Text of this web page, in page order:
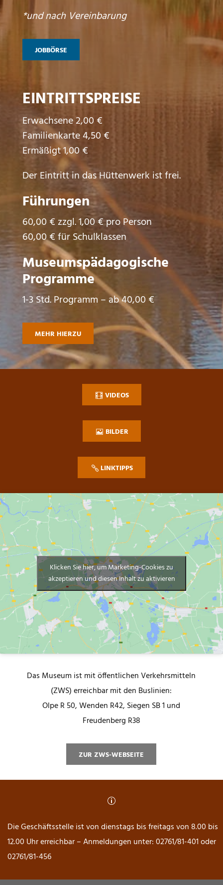
*und nach Vereinbarung
JOBBÖRSE
EINTRITTSPREISE
Erwachsene 2,00 €
Familienkarte 4,50 €
Ermäßigt 1,00 €
Der Eintritt in das Hüttenwerk ist frei.
Führungen
60,00 € zzgl. 1,00 € pro Person
60,00 € für Schulklassen
Museumspädagogische
Programme
1-3 Std. Programm – ab 40,00 €
MEHR HIERZU
VIDEOS
BILDER
LINKTIPPS
Klicken Sie hier, um Marketing-Cookies zu
akzeptieren und diesen Inhalt zu aktivieren
Das Museum ist mit öffentlichen Verkehrsmitteln
(ZWS) erreichbar mit den Buslinien:
Olpe R 50, Wenden R42, Siegen SB 1 und
Freudenberg R38
ZUR ZWS-WEBSEITE
p
Die Geschäftsstelle ist von dienstags bis freitags von 8.00 bis
12.00 Uhr erreichbar – Anmeldungen unter: 02761/81-401 oder
02761/81-456